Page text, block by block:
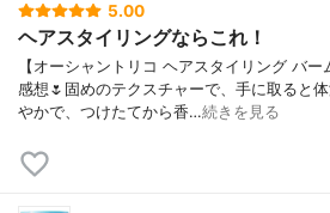
5.00
ヘアスタイリングならこれ！
【オーシャントリコ ヘアスタイリング バ
感想🌷固めのテクスチャーで、手に取ると
やかで、つけたてから香…続きを見る